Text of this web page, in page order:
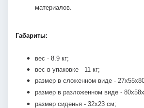
материалов.
Габариты:
вес - 8.9 кг;
вес в упаковке - 11 кг;
размер в сложенном виде -
размер в разложенном виде -
размер сиденья - 32х23 см;